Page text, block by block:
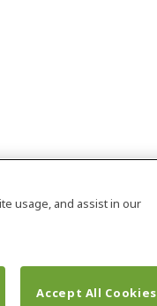
usage, and assist in our
Accept All Cookies